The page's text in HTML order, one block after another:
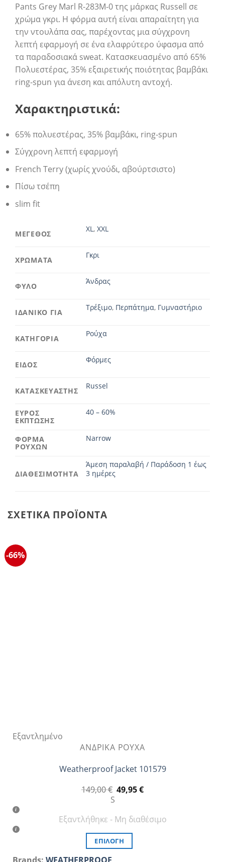
Pants Grey Marl R-283M-0 της μάρκας Russell σε
χρώμα γκρι. Η φόρμα αυτή είναι απαραίτητη για
την ντουλάπα σας, παρέχοντας μια σύγχρονη
λεπτή εφαρμογή σε ένα ελαφρύτερο ύφασμα από
τα παραδοσιακά sweat. Κατασκευασμένο από 65%
Πολυεστέρας, 35% εξαιρετικής ποιότητας βαμβάκι
ring-spun για άνεση και απόλυτη αντοχή.
Χαρακτηριστικά:
65% πολυεστέρας, 35% βαμβάκι, ring-spun
Σύγχρονη λεπτή εφαρμογή
French Terry (χωρίς χνούδι, αβούρτσιστο)
Πίσω τσέπη
slim fit
ΜΕΓΕΘΟΣ
XL,XXL
ΧΡΩΜΑΤΑ
Γκρι
ΦΥΛΟ
Άνδρας
ΙΔΑΝΙΚΟ ΓΙΑ
Τρέξιμο, Περπάτημα, Γυμναστήριο
ΚΑΤΗΓΟΡΙΑ
Ρούχα
ΕΙΔΟΣ
Φόρμες
ΚΑΤΑΣΚΕΥΑΣΤΗΣ
Russel
ΕΥΡΟΣ
ΕΚΠΤΩΣΗΣ
40 – 60%
ΦΟΡΜΑ
ΡΟΥΧΩΝ
Narrow
ΔΙΑΘΕΣΙΜΟΤΗΤΑ
Άμεση παραλαβή / Παράδοση 1 έως
3 ημέρες
ΣΧΕΤΙΚΆ ΠΡΟΪΌΝΤΑ
-66%
Εξαντλημένο
ΑΝΔΡΙΚΆ ΡΟΎΧΑ
Weatherproof Jacket 101579
149,00€ Original
price
149,00 €.
49,95€Η
είναι:
49,95 €.
S
Εξαντλήθηκε - Μη διαθέσιμο
ΕΠΙΛΟΓΉ